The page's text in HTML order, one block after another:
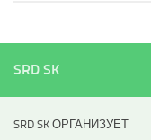
SRD SK
SRD SK ОРГАНИЗУЕТ